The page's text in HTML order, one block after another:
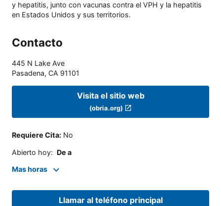
y hepatitis, junto con vacunas contra el VPH y la hepatitis
en Estados Unidos y sus territorios.
Contacto
445 N Lake Ave
Pasadena, CA 91101
Visita el sitio web
(obria.org)
Requiere Cita: No
Abierto hoy: De a
Mas horas
Llamar al teléfono principal